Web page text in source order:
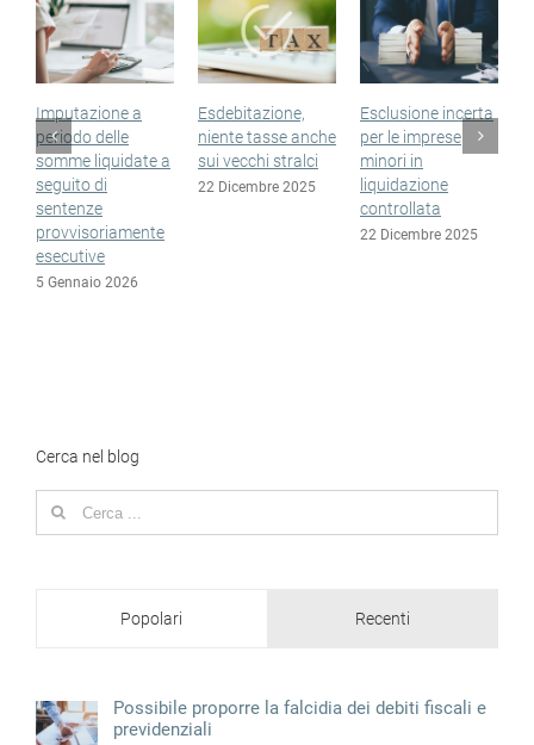
Imputazione a
periodo delle
somme liquidate a
seguito di
sentenze
provvisoriamente
esecutive
5 Gennaio 2026
Esdebitazione,
niente tasse anche
sui vecchi stralci
22 Dicembre 2025
Esclusione incerta
per le imprese
minori in
liquidazione
controllata
22 Dicembre 2025
Cerca nel blog
Search
for:
Popolari Recenti
Possibile proporre la falcidia dei debiti fiscali e
previdenziali